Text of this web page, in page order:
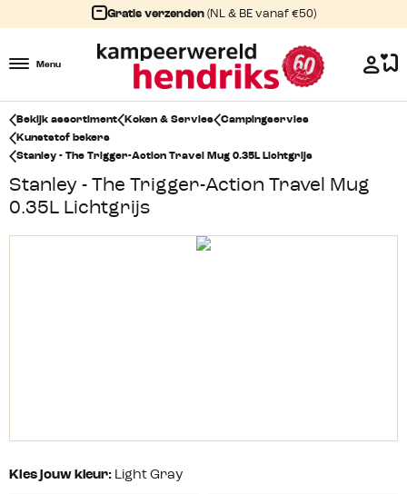
Gratis verzenden (NL & BE vanaf €50)
Menu
Bekijk assortiment Koken & Servies
Campingservies
Kunststof bekers
Stanley - The Trigger-Action Travel Mug 0.35L Lichtgrijs
Stanley - The Trigger-Action Travel Mug
0.35L Lichtgrijs
Kies jouw kleur: Light Gray